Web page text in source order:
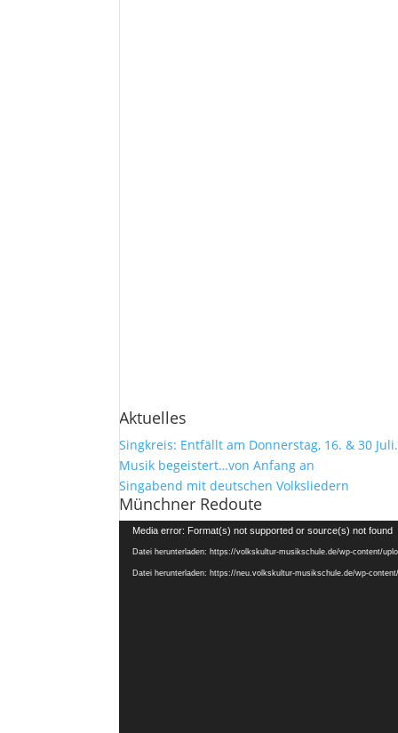
Aktuelles
Singkreis: Entfällt am Donnerstag, 16. & 30 Juli.
Musik begeistert…von Anfang an
Singabend mit deutschen Volksliedern
Münchner Redoute
Video-
Player
Media error: Format(s) not supported or source(s) not found
Datei herunterladen: https://volkskultur-musikschule.de/wp-content/
Datei herunterladen: https://neu.volkskultur-musikschule.de/wp-